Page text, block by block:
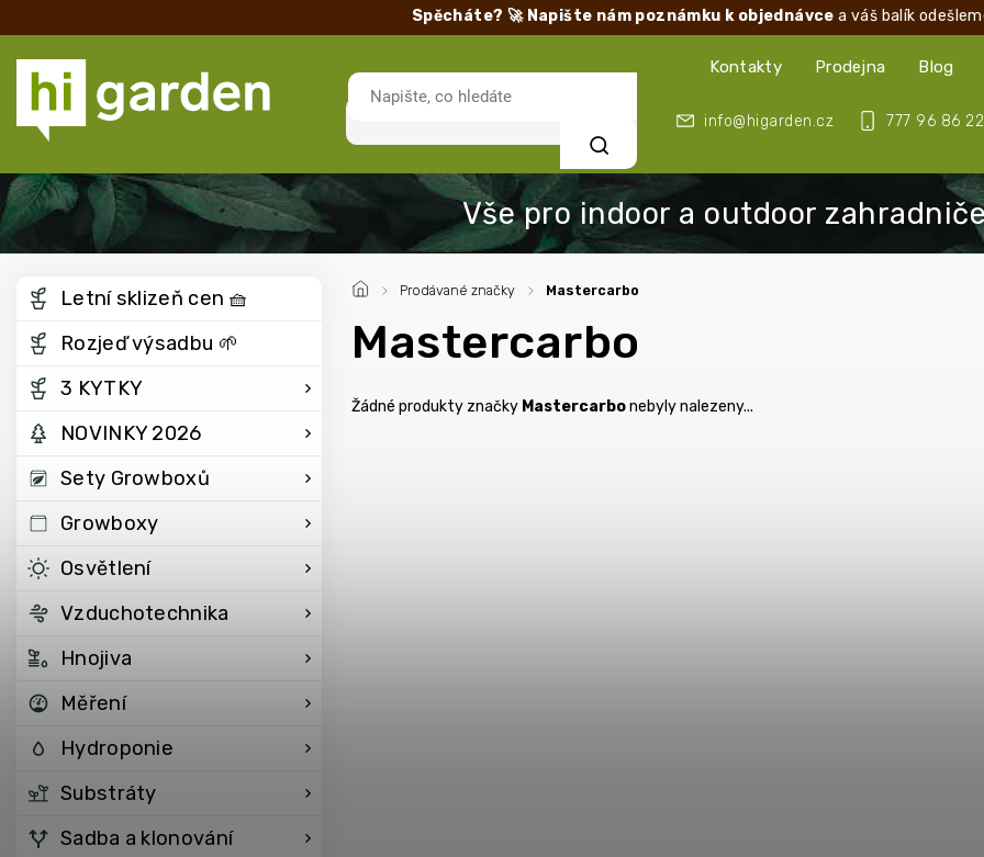
Spěcháte? 🚀 Napište nám poznámku k objednávce a váš balík
777 96 86 22
info@higarden.cz
Kontakty Prodejna Blog
Hledat
/ Prodávané značky / Mastercarbo
Letní sklizeň cen 🧺
Rozjeď výsadbu 🌱
3 KYTKY
NOVINKY 2026
Sety Growboxů
Growboxy
Osvětlení
Vzduchotechnika
Hnojiva
Měření
Hydroponie
Substráty
Sadba a klonování
Mastercarbo
Žádné produkty značky Mastercarbonebyly nalezeny...